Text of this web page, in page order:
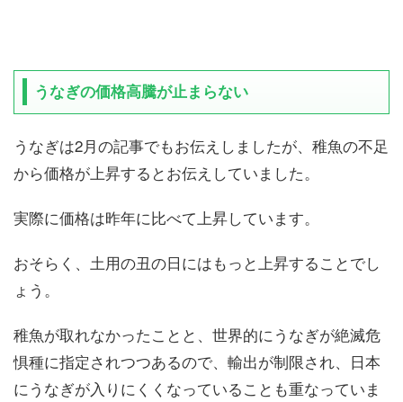
うなぎの価格高騰が止まらない
うなぎは2月の記事でもお伝えしましたが、稚魚の不足
から価格が上昇するとお伝えしていました。
実際に価格は昨年に比べて上昇しています。
おそらく、土用の丑の日にはもっと上昇することでし
ょう。
稚魚が取れなかったことと、世界的にうなぎが絶滅危
惧種に指定されつつあるので、輸出が制限され、日本
にうなぎが入りにくくなっていることも重なっていま